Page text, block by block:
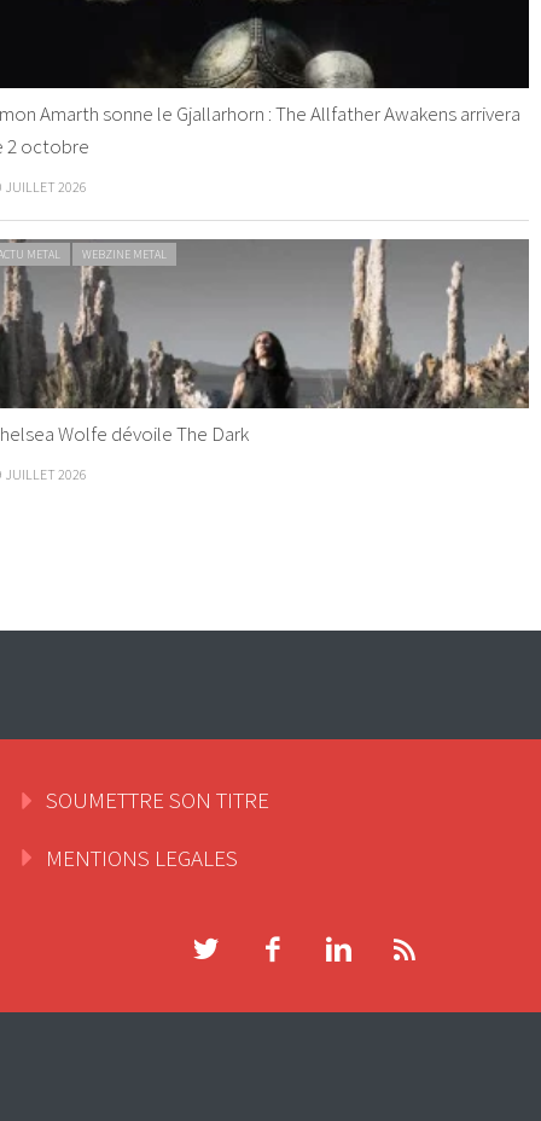
Amarth sonne le Gjallarhorn : The Allfather Awakens arrivera
2 octobre
JUILLET 2026
METAL WEBZINE METAL
Wolfe dévoile The Dark
JUILLET 2026
SOUMETTRE SON TITRE
MENTIONS LEGALES